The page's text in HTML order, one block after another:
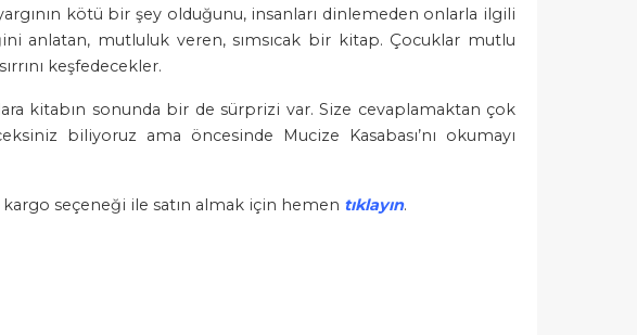
kötü bir şey olduğunu, insanları dinlemeden onlarla ilgili
anlatan, mutluluk veren, sımsıcak bir kitap. Çocuklar mutlu
keşfedecekler.
kitabın sonunda bir de sürprizi var. Size cevaplamaktan çok
biliyoruz ama öncesinde Mucize Kasabası’nı okumayı
seçeneği ile satın almak için hemen tıklayın.